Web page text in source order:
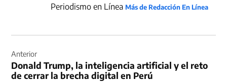
Periodismo en LíneaMás de Redacción En Línea
de
entradas
Anterior
Donald Trump, la inteligencia artificial y el reto
de cerrar la brecha digital en Perú